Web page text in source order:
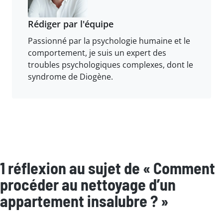
Rédiger par l'équipe
Passionné par la psychologie humaine et le
comportement, je suis un expert des
troubles psychologiques complexes, dont le
syndrome de Diogène.
1 réflexion au sujet de « Comment
procéder au nettoyage d’un
appartement insalubre ? »